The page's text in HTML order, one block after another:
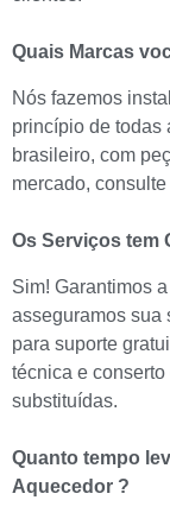
Quais Marcas
Nós fazemos
princípio de todas
brasileiro, com
mercado,
Os Serviços tem
Sim! Garantimos
asseguramos sua
para suporte
técnica e
substituídas.
Quanto tempo
Aquecedor ?